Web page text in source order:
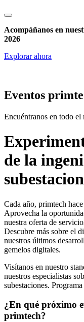
Acompáñanos en
2026
Explorar ahora
Eventos
Encuéntranos en todo el
de la
Cada año, primtech
Aprovecha la
nuestra oferta de
Descubre más sobre el
nuestros últimos
gemelos digitales.
Visítanos en nuestro
nuestros especialistas
subestaciones.
¿En qué próximo
primtech?